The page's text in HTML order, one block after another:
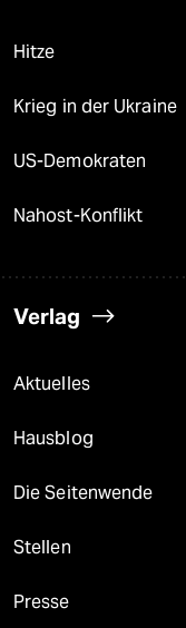
Hitze
Krieg in der Ukraine
US-Demokraten
Nahost-Konflikt
Verlag
Aktuelles
Hausblog
Die Seitenwende
Stellen
Presse